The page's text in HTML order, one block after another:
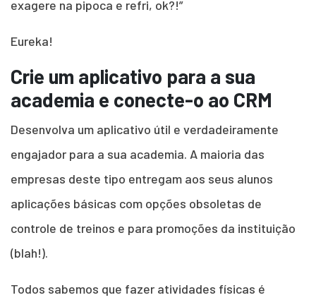
exagere na pipoca e refri, ok?!”
Eureka!
Crie um aplicativo para a sua
academia e conecte-o ao CRM
Desenvolva um aplicativo útil e verdadeiramente
engajador para a sua academia. A maioria das
empresas deste tipo entregam aos seus alunos
aplicações básicas com opções obsoletas de
controle de treinos e para promoções da instituição
(blah!).
Todos sabemos que fazer atividades físicas é